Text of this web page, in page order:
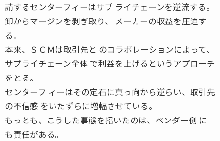
請するセンターフィーはサプ ライチェーンを逆流する。
卸からマージンを剥ぎ取り、 メーカーの収益を圧迫す
る。
本来、ＳＣＭは取引先と のコラボレーションによって、
サプライチェーン全体 で利益を上げるというアプローチ
をとる。
センターフ ィーはその定石に真っ向から逆らい、取引先
の不信感 をいたずらに増幅させている。
もっとも、こうした事態を招いたのは、ベンダー側 に
も責任がある。